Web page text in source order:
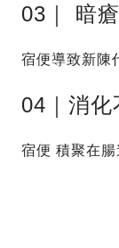
03｜ 暗
宿便導致新陳
04｜消化
宿便 積聚在腸